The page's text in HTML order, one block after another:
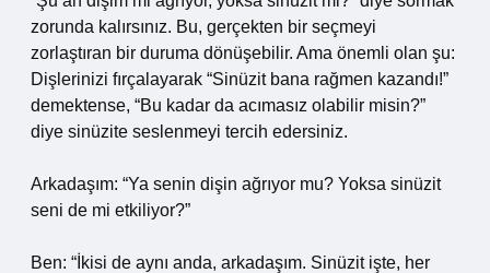
zorunda kalırsınız. Bu, gerçekten bir seçmeyi
zorlaştıran bir duruma dönüşebilir. Ama önemli olan şu:
Dişlerinizi fırçalayarak “Sinüzit bana rağmen kazandı!”
demektense, “Bu kadar da acımasız olabilir misin?”
diye sinüzite seslenmeyi tercih edersiniz.
Arkadaşım: “Ya senin dişin ağrıyor mu? Yoksa sinüzit
seni de mi etkiliyor?”
Ben: “İkisi de aynı anda, arkadaşım. Sinüzit işte, her